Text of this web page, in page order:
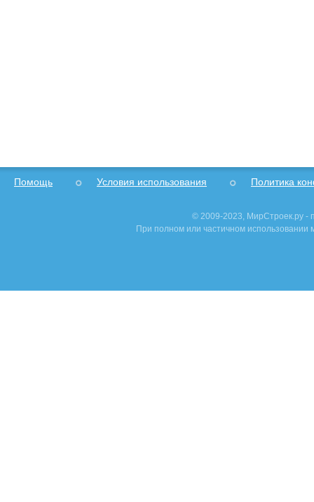
Помощь Условия использования Политика
© 2009-2023, МирСтроек.ру -
При полном или частичном использовании